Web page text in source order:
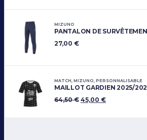
MIZUNO
PANTALON DE
27,00 €
MATCH, MIZUNO, PERSONNALISABLE
MAILLOT GARDIEN 2025/
64,50€ 45,00 €